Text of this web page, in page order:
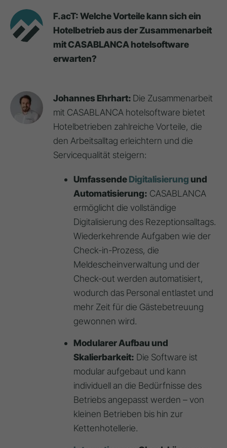
F.acT: Welche Vorteile kann sich ein
Hotelbetrieb aus der Zusammenarbeit
mit CASABLANCA hotelsoftware
erwarten?
Johannes Ehrhart: Die Zusammenarbeit
mit CASABLANCA hotelsoftware bietet
Hotelbetrieben zahlreiche Vorteile, die
den Arbeitsalltag erleichtern und die
Servicequalität steigern:
UmfassendeDigitalisierungund
Automatisierung: CASABLANCA
ermöglicht die vollständige
Digitalisierung des Rezeptionsalltags.
Wiederkehrende Aufgaben wie der
Check-in-Prozess, die
Meldescheinverwaltung und der
Check-out werden automatisiert,
wodurch das Personal entlastet und
mehr Zeit für die Gästebetreuung
gewonnen wird.
Modularer Aufbau und
Skalierbarkeit: Die Software ist
modular aufgebaut und kann
individuell an die Bedürfnisse des
Betriebs angepasst werden – von
kleinen Betrieben bis hin zur
Kettenhotellerie.